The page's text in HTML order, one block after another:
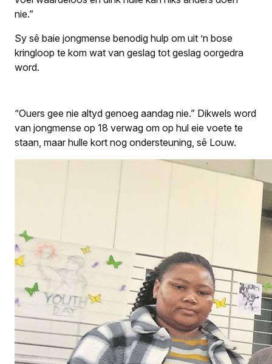
nie.”
Sy sê baie jongmense benodig hulp om uit ’n bose
kringloop te kom wat van geslag tot geslag oorgedra
word.
“Ouers gee nie altyd genoeg aandag nie.” Dikwels word
van jongmense op 18 verwag om op hul eie voete te
staan, maar hulle kort nog ondersteuning, sê Louw.